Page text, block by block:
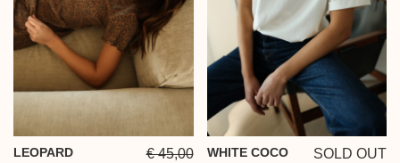
LEOPARD
€ 45,00
WHITE COCO
SOLD OUT